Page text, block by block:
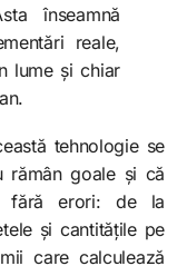
înseamnă
reale,
lume și chiar
tehnologie se
rămân goale și că
fără erori: de la
și cantitățile pe
care calculează